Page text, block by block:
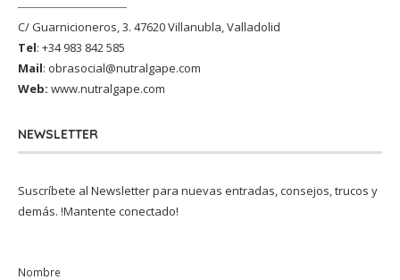
C/ Guarnicioneros, 3. 47620 Villanubla, Valladolid
Tel: +34 983 842 585
Mail: obrasocial@nutralgape.com
Web: www.nutralgape.com
NEWSLETTER
Suscríbete al Newsletter para nuevas entradas, consejos, trucos y
demás. !Mantente conectado!
Nombre